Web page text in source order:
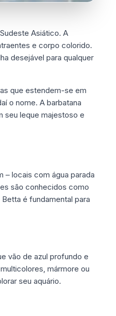
Asiático. A
e corpo colorido.
desejável para qualquer
que estendem-se em
o nome. A barbatana
seu leque majestoso e
– locais com água parada
são conhecidos como
é fundamental para
vão de azul profundo e
mármore ou
seu aquário.